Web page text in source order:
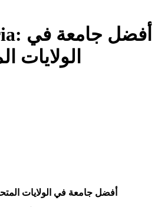
الولايات
: أفضل جامعة في الولايات